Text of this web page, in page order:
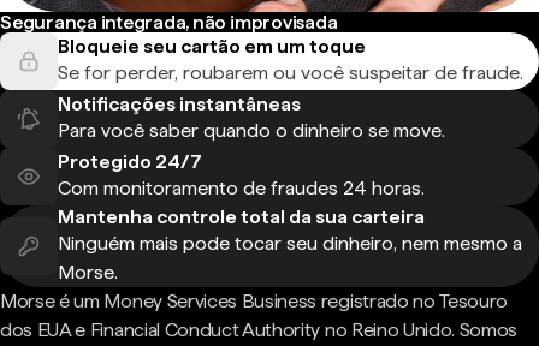
Segurança integrada, não improvisada
Bloqueie seu cartão em um toque
Se for perder, roubarem ou você suspeitar de fraude.
Notificações instantâneas
Para você saber quando o dinheiro se move.
Protegido 24/7
Com monitoramento de fraudes 24 horas.
Mantenha controle total da sua carteira
Ninguém mais pode tocar seu dinheiro, nem mesmo a
Morse.
Morse é um Money Services Business registrado no Tesouro
dos EUA e Financial Conduct Authority no Reino Unido. Somos